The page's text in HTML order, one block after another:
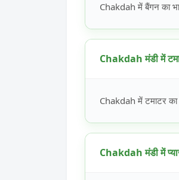
Chakdah में बैंगन का
Chakdah मंडी में
Chakdah में टमाटर
Chakdah मंडी में